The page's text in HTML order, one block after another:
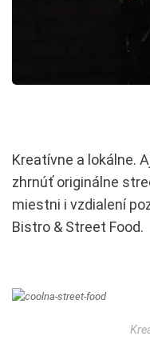
Kreatívne a lokálne.
zhrnúť originálne
miestni i vzdialení
Bistro & Street Food.